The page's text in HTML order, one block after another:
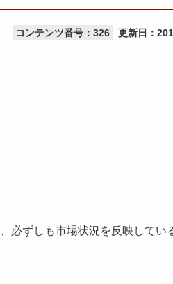
コンテンツ番号：326 更新日：
必ずしも市場状況を反映してい